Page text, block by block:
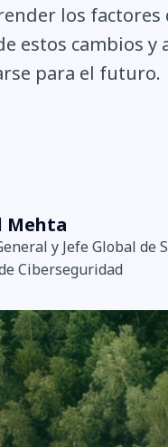
los factores
estos cambios y
para el futuro.
Mehta
y Jefe Global de
Ciberseguridad